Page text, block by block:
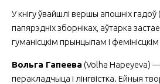
У кнігу ўвайшлі вершы апошніх гадоў
папярэдніх зборніках, аўтарка
гуманісцкім прынцыпам і
Вольга Гапеева (Volha Hapeyeva)
перакладчыца і лінгвістка. Ейныя